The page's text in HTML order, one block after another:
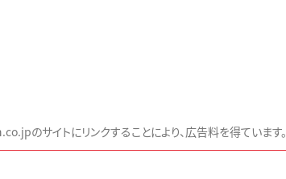
のサイトにリンクすることにより、広告料を得ています。